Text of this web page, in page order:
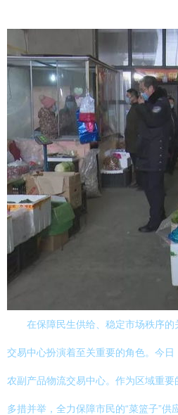
在保障民生供给、稳定市场秩序
交易中心扮演着至关重要的角色。今
农副产品物流交易中心。作为区域重
多措并举，全力保障市民的“菜篮子”供